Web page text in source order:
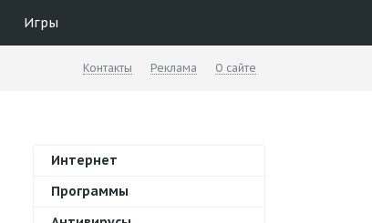
Игры
Контакты Реклама О сайте
Интернет
Программы